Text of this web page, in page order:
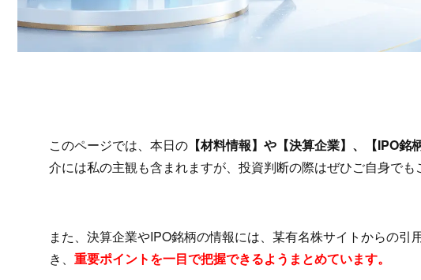
このページでは、本日の 【材料情報】や【決算企業】、【IPO銘柄
介には私の主観も含まれますが、投資判断の際はぜひご自身でも
また、決算企業やIPO銘柄の情報には、某有名株サイトからの
き、 重要ポイントを一目で把握できるようまとめています。